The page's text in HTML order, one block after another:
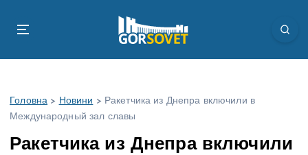
Головна > Новини > Ракетчика из Днепра включили в
Международный зал славы
Ракетчика из Днепра включили